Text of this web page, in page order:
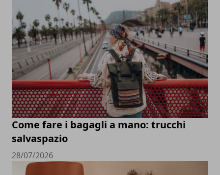
Come fare i bagagli a mano: trucchi
salvaspazio
28/07/2026